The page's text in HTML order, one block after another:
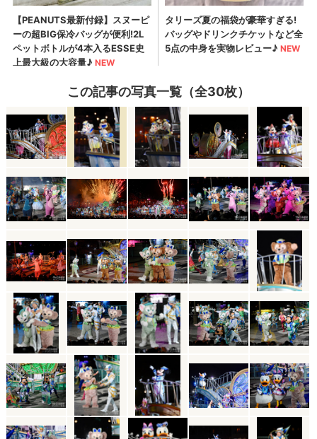
この記事の写真一覧（全30枚）